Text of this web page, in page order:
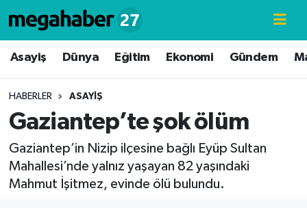
Asayiş Dünya Eğitim Ekonomi Gündem
HABERLER ASAYIŞ
Gaziantep’te şok ölüm
Gaziantep’in Nizip ilçesine bağlı Eyüp Sultan
Mahallesi’nde yalnız yaşayan 82 yaşındaki
Mahmut İşitmez, evinde ölü bulundu.
Hava Durumu
Süper Lig Puan Durumu ve Fikstür
Tüm Manşetler
Son Dakika Haberleri